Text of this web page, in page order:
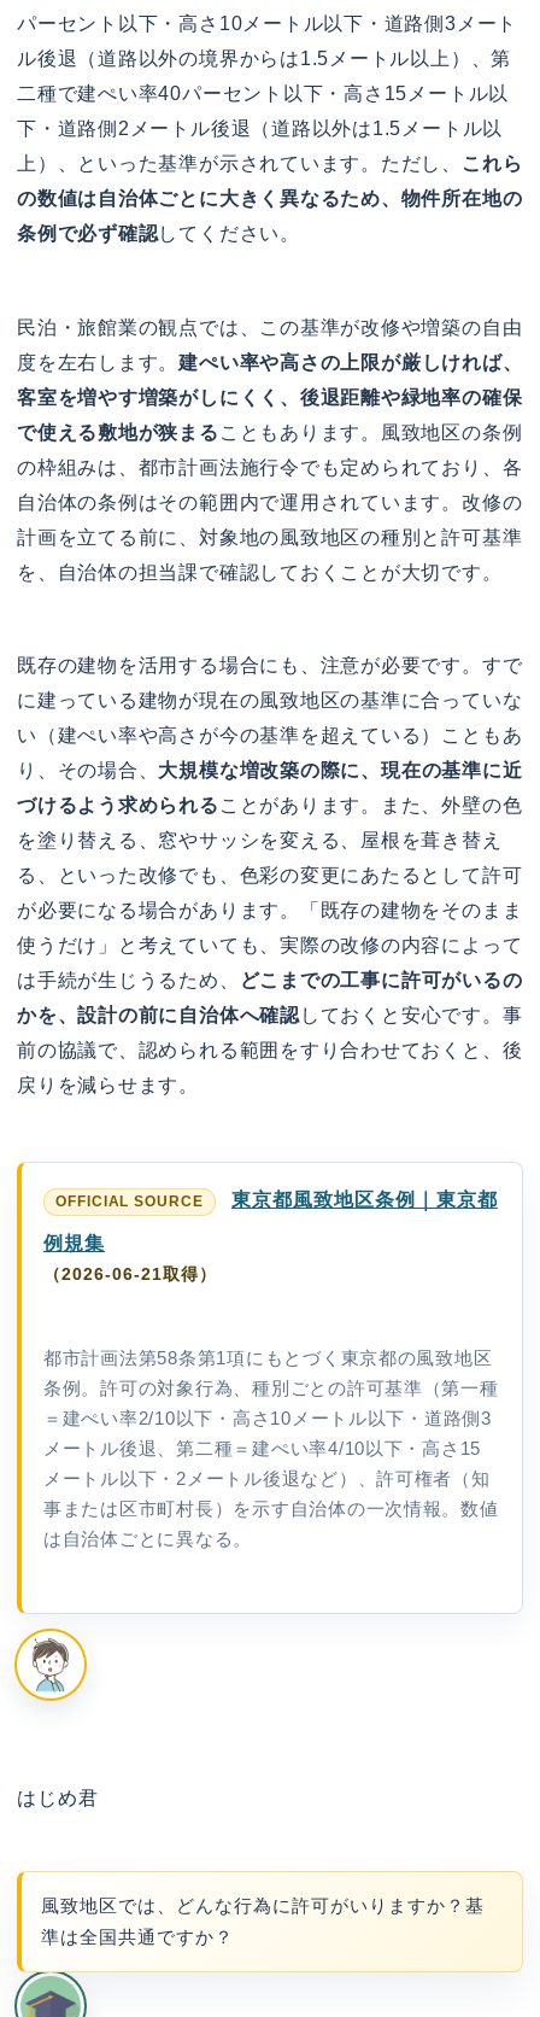
パーセント以下・高さ10メートル以下・道路側3メート
ル後退（道路以外の境界からは1.5メートル以上）、第
二種で建ぺい率40パーセント以下・高さ15メートル以
下・道路側2メートル後退（道路以外は1.5メートル以
上）、といった基準が示されています。ただし、
これら
の数値は自治体ごとに大きく異なるため、物件所在地の
条例で必ず確認してください。
民泊・旅館業の観点では、この基準が改修や増築の自由
度を左右します。建ぺい率や高さの上限が厳しければ、
客室を増やす増築がしにくく、後退距離や緑地率の確保
で使える敷地が狭まる こともあります。風致地区の条例
の枠組みは、都市計画法施行令でも定められており、各
自治体の条例はその範囲内で運用されています。改修の
計画を立てる前に、対象地の風致地区の種別と許可基準
を、自治体の担当課で確認しておくことが大切です。
既存の建物を活用する場合にも、注意が必要です。すで
に建っている建物が現在の風致地区の基準に合っていな
い（建ぺい率や高さが今の基準を超えている）こともあ
り、その場合、 大規模な増改築の際に、現在の基準に近
づけるよう求められる ことがあります。また、外壁の色
を塗り替える、窓やサッシを変える、屋根を葺き替え
る、といった改修でも、色彩の変更にあたるとして許可
が必要になる場合があります。「既存の建物をそのまま
使うだけ」と考えていても、実際の改修の内容によって
は手続が生じうるため、
どこまでの工事に許可がいるの
かを、設計の前に自治体へ確認 しておくと安心です。事
前の協議で、認められる範囲をすり合わせておくと、後
戻りを減らせます。
東京都風致地区条例｜東京都
例規集
（2026-06-21取得）
都市計画法第58条第1項にもとづく東京都の風致地区
条例。許可の対象行為、種別ごとの許可基準（第一種
＝建ぺい率2/10以下・高さ10メートル以下・道路側3
メートル後退、第二種＝建ぺい率4/10以下・高さ15
メートル以下・2メートル後退など）、許可権者（知
事または区市町村長）を示す自治体の一次情報。数値
は自治体ごとに異なる。
はじめ君
風致地区では、どんな行為に許可がいりますか？基
準は全国共通ですか？